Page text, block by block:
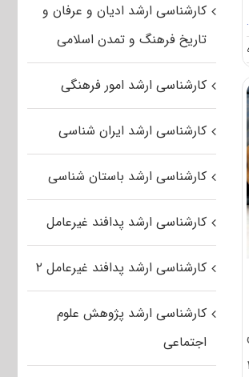
on
اعلام
نتایج
پذیرش
بدون
آزمون
داوطلبان
ممتاز
کارشناسی
ارشد
آزاد
و ۱۷
کارشناسی ارشد ادیان و عرفان و
تاریخ فرهنگ و تمدن اسلامی
کارشناسی ارشد امور فرهنگی
کارشناسی ارشد ایران شناسی
کارشناسی ارشد باستان شناسی
کارشناسی ارشد پدافند غیرعامل
کارشناسی ارشد پدافند غیرعامل ۲
کارشناسی ارشد پژوهش علوم
اجتماعی